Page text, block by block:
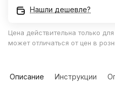
Нашли дешевле?
Цена действительна только
может отличаться от цен в
Описание Инструкции